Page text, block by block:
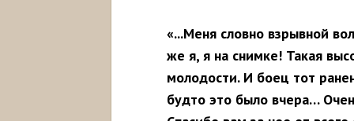
«...Меня словно взрывной
же я, я на снимке! Такая
молодости. И боец тот
будто это было вчера…